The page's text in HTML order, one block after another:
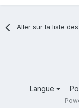
Aller sur la liste
Langue